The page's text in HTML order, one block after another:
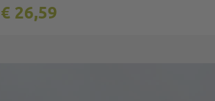
€ 26,59